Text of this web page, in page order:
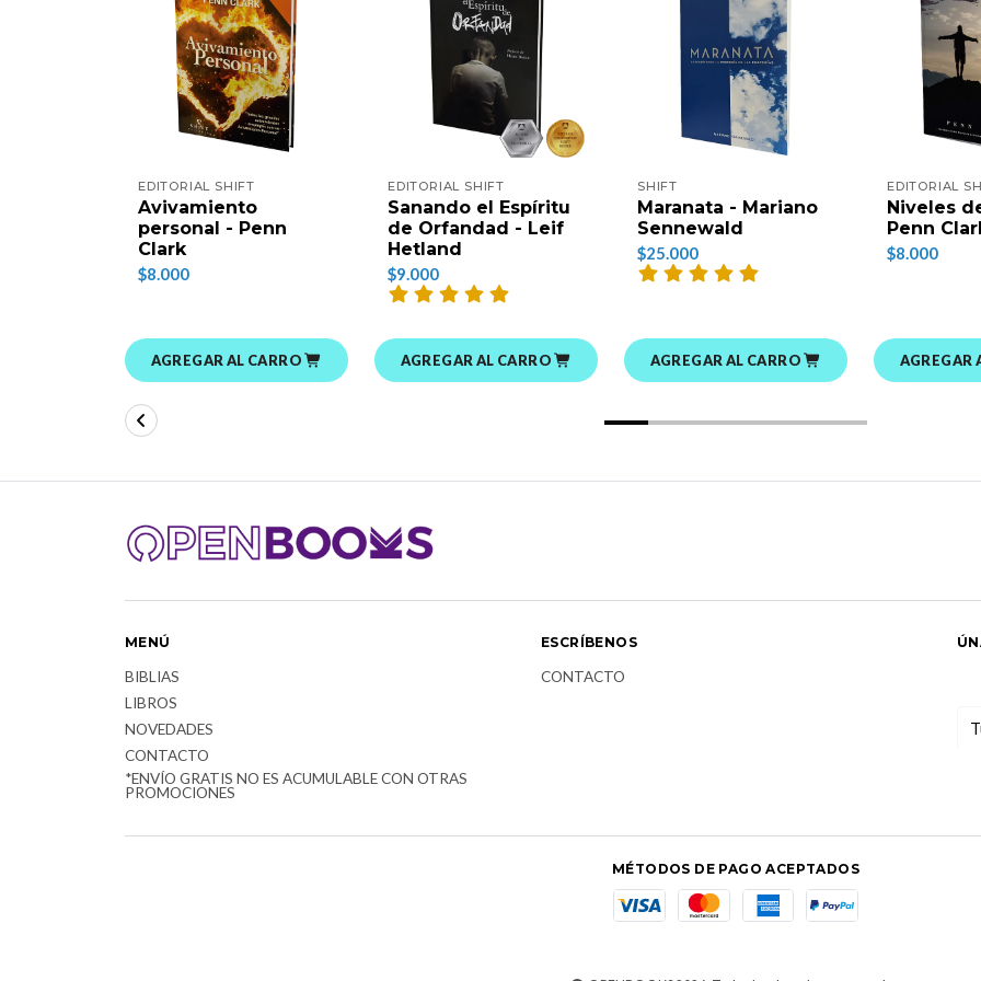
EDITORIAL SHIFT
Avivamiento
personal - Penn
Clark
$8.000
AGREGAR AL CARRO
EDITORIAL SHIFT
Sanando el Espíritu
de Orfandad - Leif
Hetland
$9.000
AGREGAR AL CARRO
SHIFT
Maranata - Mariano
Sennewald
$25.000
AGREGAR AL CARRO
EDITORIAL
Niveles
Penn
$8.000
AGREGAR
MENÚ
BIBLIAS
LIBROS
NOVEDADES
CONTACTO
*ENVÍO GRATIS NO ES ACUMULABLE CON OTRAS
PROMOCIONES
ESCRÍBENOS
CONTACTO
MÉTODOS DE PAGO ACEPTADOS